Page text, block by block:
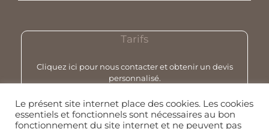
Tarifs
Cliquez ici pour nous contacter et obtenir un devis
personnalisé.
Le présent site internet place des cookies. Les cookies
essentiels et fonctionnels sont nécessaires au bon
fonctionnement du site internet et ne peuvent pas